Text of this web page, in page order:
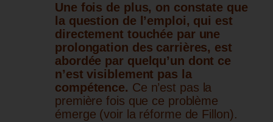
Une fois de plus, on constate que
la question de l’emploi, qui est
directement touchée par une
prolongation des carrières, est
abordée par quelqu’un dont ce
n’est visiblement pas la
compétence. Ce n’est pas la
première fois que ce problème
émerge (voir la réforme de Fillon).